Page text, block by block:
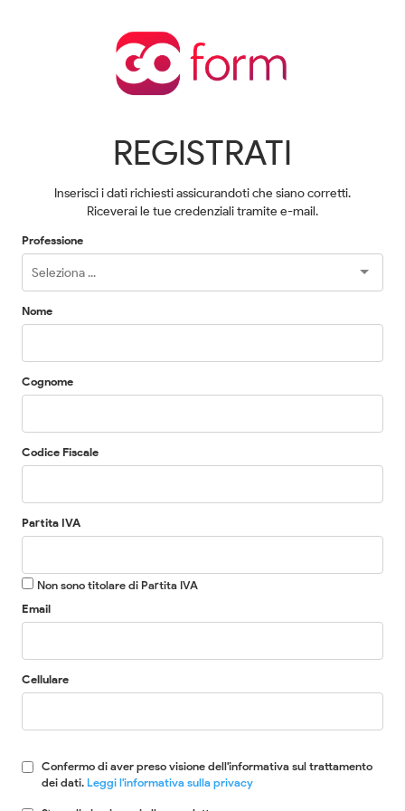
REGISTRATI
Inserisci i dati richiesti assicurandoti che siano corretti.
Riceverai le tue credenziali tramite e-mail.
Professione
Nome
Cognome
Codice Fiscale
Partita IVA
Non sono titolare di Partita IVA
Email
Cellulare
Confermo di aver preso visione dell'informativa sul trattamento
dei dati. Leggi l'informativa sulla privacy